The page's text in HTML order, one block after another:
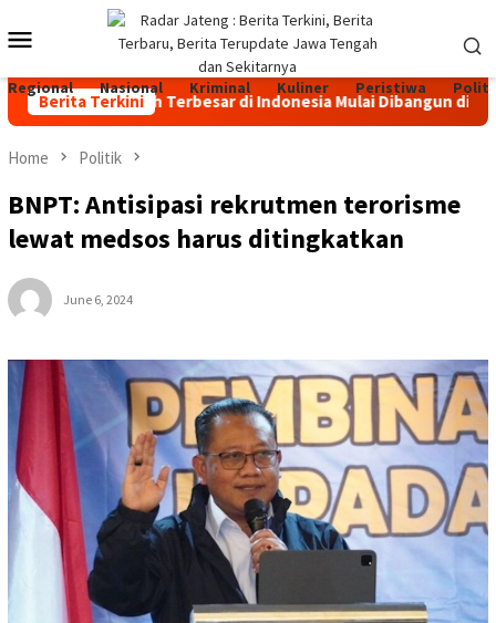
to
Mobile
Menu
Regional Nasional Kriminal Kuliner Peristiwa
Berita Terkini
Sapi Perah Terbesar di Indonesia Mulai Dibangun di
Home Politik
BNPT: Antisipasi rekrutmen terorisme
lewat medsos harus ditingkatkan
June 6, 2024